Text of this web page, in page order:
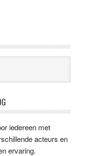
iedereen met
acteurs en
ervaring.